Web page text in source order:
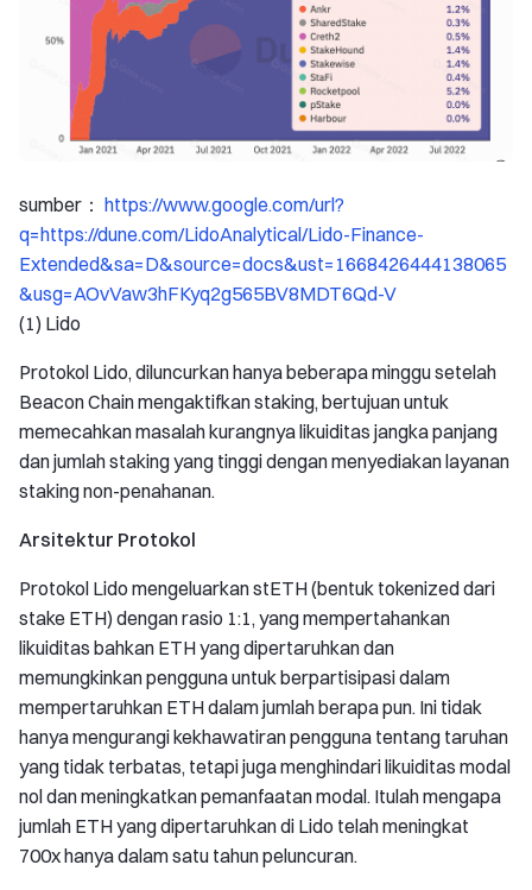
sumber： https://www.google.com/url?
q=https://dune.com/LidoAnalytical/Lido-Finance-
Extended&sa=D&source=docs&ust=1668426444138065
&usg=AOvVaw3hFKyq2g565BV8MDT6Qd-V
(1) Lido
Protokol Lido, diluncurkan hanya beberapa minggu setelah
Beacon Chain mengaktifkan staking, bertujuan untuk
memecahkan masalah kurangnya likuiditas jangka panjang
dan jumlah staking yang tinggi dengan menyediakan layanan
staking non-penahanan.
Arsitektur Protokol
Protokol Lido mengeluarkan stETH (bentuk tokenized dari
stake ETH) dengan rasio 1:1, yang mempertahankan
likuiditas bahkan ETH yang dipertaruhkan dan
memungkinkan pengguna untuk berpartisipasi dalam
mempertaruhkan ETH dalam jumlah berapa pun. Ini tidak
hanya mengurangi kekhawatiran pengguna tentang taruhan
yang tidak terbatas, tetapi juga menghindari likuiditas modal
nol dan meningkatkan pemanfaatan modal. Itulah mengapa
jumlah ETH yang dipertaruhkan di Lido telah meningkat
700x hanya dalam satu tahun peluncuran.